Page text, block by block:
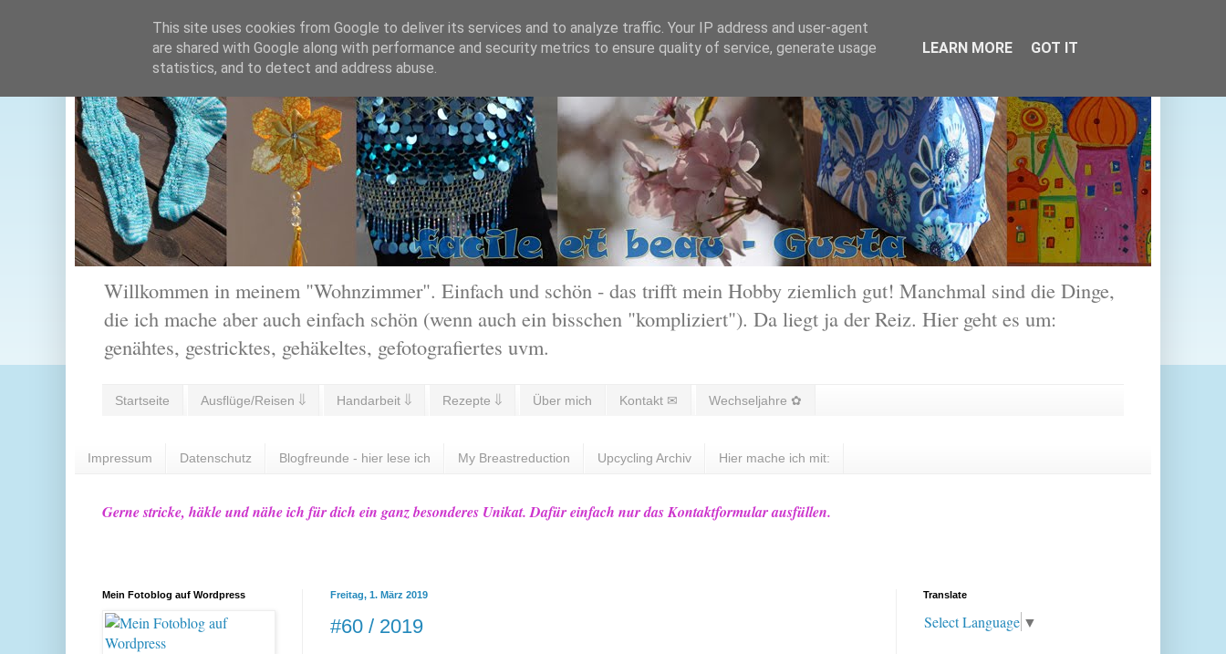
Willkommen in meinem "Wohnzimmer". Einfach und schön - das trifft mein Hobby ziemlich gut! Manchmal sind die Dinge,
die ich mache aber auch einfach schön (wenn auch ein bisschen "kompliziert"). Da liegt ja der Reiz. Hier geht es um:
genähtes, gestricktes, gehäkeltes, gefotografiertes uvm.
Startseite Ausflüge/Reisen ⇓ Handarbeit ⇓ Rezepte ⇓ Über mich Kontakt ✉ Wechseljahre ✿
Impressum Datenschutz Blogfreunde - hier lese ich My Breastreduction Upcycling Archiv Hier mache ich mit:
Gerne stricke, häkle und nähe ich für dich ein ganz besonderes Unikat. Dafür einfach nur das Kontaktformular ausfüllen.
Freitag, 1. März 2019
#60 / 2019
Mein Fotoblog auf Wordpress Translate
Select Language ▼
This site uses cookies from Google to deliver its services and to analyze traffic. Your IP address and user-agent
are shared with Google along with performance and security metrics to ensure quality of service, generate usage
statistics, and to detect and address abuse.
LEARN MORE GOT IT